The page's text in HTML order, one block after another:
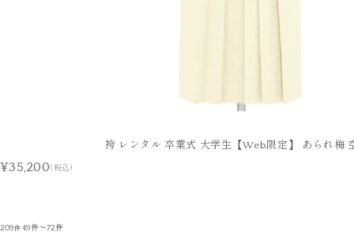
袴 レンタル 卒業式 大学生【Web限定】 あられ梅
¥35,200(税込)
209件 49件～72件